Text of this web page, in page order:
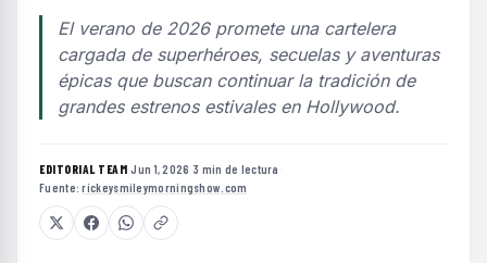
El verano de 2026 promete una cartelera
cargada de superhéroes, secuelas y aventuras
épicas que buscan continuar la tradición de
grandes estrenos estivales en Hollywood.
EDITORIAL TEAM·Jun 1, 2026 ·3 min de lectura ·
Fuente:rickeysmileymorningshow.com